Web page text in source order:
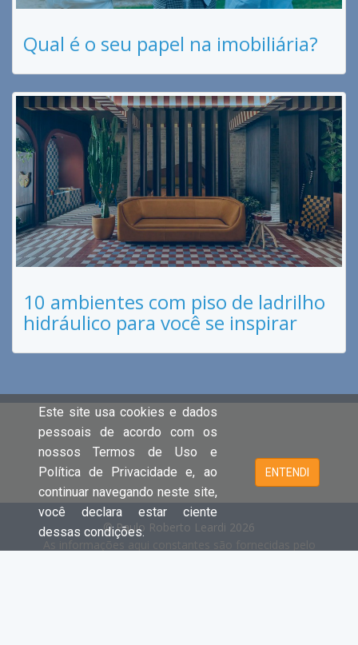
Qual é o seu papel na imobiliária?
10 ambientes com piso de ladrilho
hidráulico para você se inspirar
© Paulo Roberto Leardi 2026
Este site usa cookies e dados
pessoais de acordo com os
nossos Termos de Uso e
Política de Privacidade e, ao
continuar navegando neste site,
você declara estar ciente
dessas condições.
ENTENDI